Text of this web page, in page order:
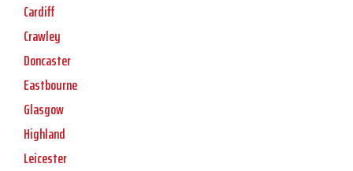
Cardiff
Crawley
Doncaster
Eastbourne
Glasgow
Highland
Leicester